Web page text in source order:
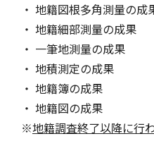
・ 地籍図根多角測量の成
・ 地籍細部測量の成果
・ 一筆地測量の成果
・ 地積測定の成果
・ 地籍簿の成果
・ 地籍図の成果
※地籍調査終了以降に行